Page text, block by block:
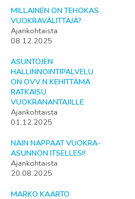
MILLAINEN ON TEHOKAS
VUOKRAVÄLITTÄJÄ?
Ajankohtaista
08.12.2025
ASUNTOJEN
HALLINNOINTIPALVELU
ON OVV:N KEHITTÄMÄ
RATKAISU
VUOKRANANTAJILLE
Ajankohtaista
01.12.2025
NÄIN NAPPAAT VUOKRA-
ASUNNON ITSELLESI!
Ajankohtaista
20.08.2025
MARKO KAARTO